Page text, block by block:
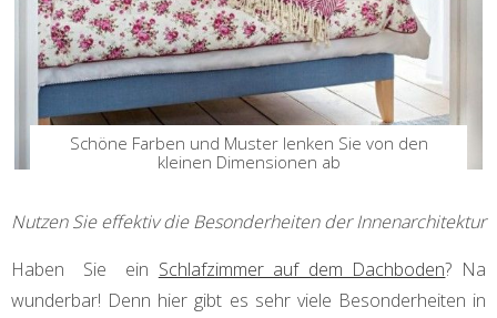
Schöne Farben und Muster lenken Sie von den
kleinen Dimensionen ab
Nutzen Sie effektiv die Besonderheiten der Innenarchitektur
Haben Sie ein Schlafzimmer auf dem Dachboden? Na
wunderbar! Denn hier gibt es sehr viele Besonderheiten in